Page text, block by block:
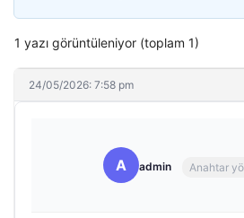
1 yazı görüntüleniyor (toplam 1)
24/05/2026: 7:58 pm
A admin Anahtar